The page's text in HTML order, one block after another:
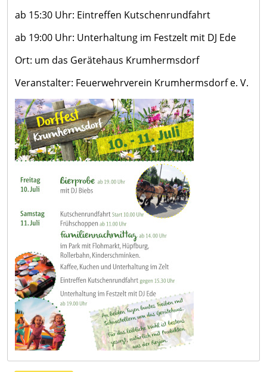
ab 15:30 Uhr: Eintreffen Kutschenrundfahrt
ab 19:00 Uhr: Unterhaltung im Festzelt mit DJ Ede
Ort: um das Gerätehaus Krumhermsdorf
Veranstalter: Feuerwehrverein Krumhermsdorf e. V.